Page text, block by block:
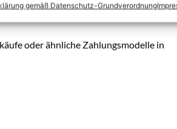
gemäß Datenschutz-Grundverordnung
Verbraucherkredite anbieten oder
oder ähnliche Zahlungsmodelle in